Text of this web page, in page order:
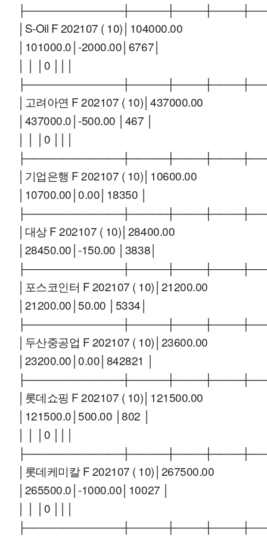
│S-Oil F 202107 ( 10)│104000.00
│101000.0│-2000.00│6767│
│ │ │0 │││
│고려아연 F 202107 ( 10)│437000.00
│437000.0│-500.00 │467 │
│ │ │0 │││
│기업은행 F 202107 ( 10)│10600.00
│10700.00│0.00│18350 │
│대상 F 202107 ( 10)│28400.00
│28450.00│-150.00 │3838│
│포스코인터 F 202107 ( 10)│21200.00
│21200.00│50.00 │5334│
│두산중공업 F 202107 ( 10)│23600.00
│23200.00│0.00│842821 │
│롯데쇼핑 F 202107 ( 10)│121500.00
│121500.0│500.00 │802 │
│ │ │0 │││
│롯데케미칼 F 202107 ( 10)│267500.00
│265500.0│-1000.00│10027 │
│ │ │0 │││